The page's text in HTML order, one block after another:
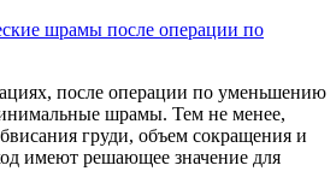
шрамы после операции по
после операции по уменьшению
шрамы. Тем не менее,
груди, объем сокращения и
имеют решающее значение для